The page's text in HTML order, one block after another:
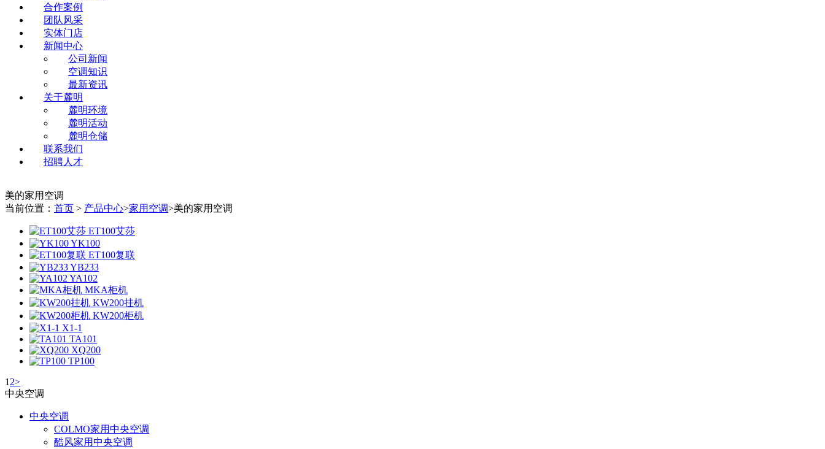
合作案例
团队风采
实体门店
新闻中心
公司新闻
空调知识
最新资讯
关于麓明
麓明环境
麓明活动
麓明仓储
联系我们
招聘人才
美的家用空调
当前位置： 首页 > 产品中心>家用空调>美的家用空调
ET100艾莎
YK100
ET100复联
YB233
YA102
MKA柜机
KW200挂机
KW200柜机
X1-1
TA101
XQ200
TP100
1 2>
中央空调
中央空调
COLMO家用中央空调
酷风家用中央空调